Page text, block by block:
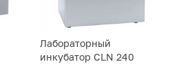
Лабораторный
инкубатор CLN 240